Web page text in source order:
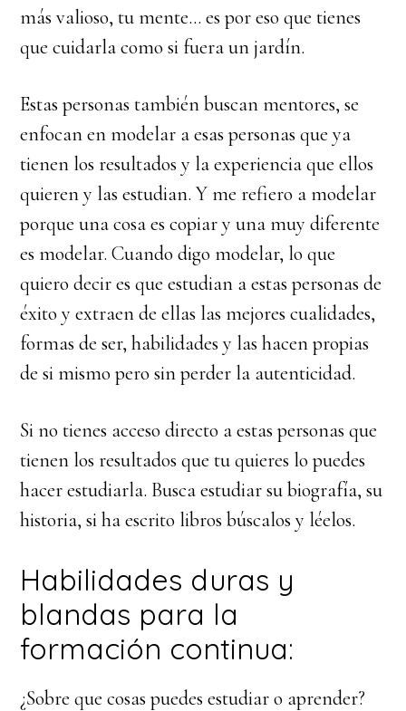
más valioso, tu mente… es por eso que tienes
que cuidarla como si fuera un jardín.
Estas personas también buscan mentores, se
enfocan en modelar a esas personas que ya
tienen los resultados y la experiencia que ellos
quieren y las estudian. Y me refiero a modelar
porque una cosa es copiar y una muy diferente
es modelar. Cuando digo modelar, lo que
quiero decir es que estudian a estas personas de
éxito y extraen de ellas las mejores cualidades,
formas de ser, habilidades y las hacen propias
de si mismo pero sin perder la autenticidad.
Si no tienes acceso directo a estas personas que
tienen los resultados que tu quieres lo puedes
hacer estudiarla. Busca estudiar su biografía, su
historia, si ha escrito libros búscalos y léelos.
Habilidades duras y
blandas para la
formación continua:
¿Sobre que cosas puedes estudiar o aprender?